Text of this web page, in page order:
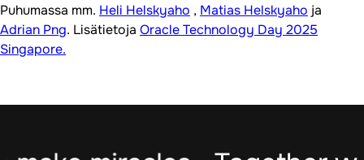
Puhumassa mm. Heli Helskyaho , Matias Helskyaho ja
Adrian Png. Lisätietoja Oracle Technology Day 2025
Singapore.